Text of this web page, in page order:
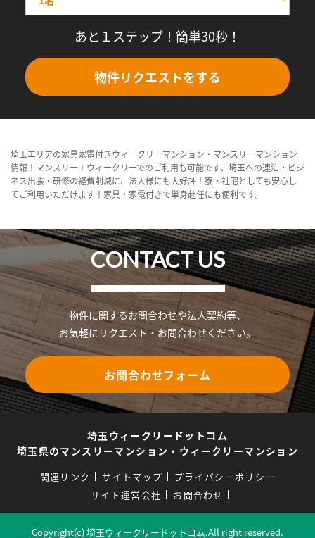
あと１ステップ！簡単30秒！
物件リクエストをする
埼玉エリアの家具家電付きウィークリーマンション・マンスリーマンション
情報！マンスリー＋ウィークリーでのご利用も可能です。埼玉への連泊・ビジ
ネス出張・研修の経費削減に、法人様にも大好評！寮・社宅としても安心し
てご利用いただけます！家具・家電付きで単身赴任にも便利です。
CONTACT US
物件に関するお問合わせや法人契約等、
お気軽にリクエスト・お問合わせください。
お問合わせフォーム
埼玉ウィークリードットコム
埼玉県のマンスリーマンション・ウィークリーマンション
関連リンク サイトマップ
プライバシーポリシー
サイト運営会社
お問合わせ
Copyright(c) 埼玉ウィークリードットコム.All right reserved.